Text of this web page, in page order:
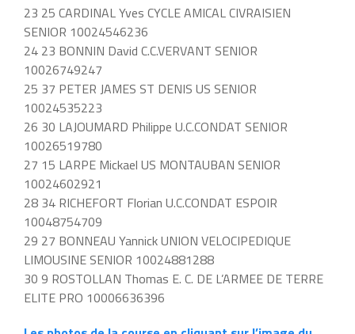
23 25 CARDINAL Yves CYCLE AMICAL CIVRAISIEN
SENIOR 10024546236
24 23 BONNIN David C.C.VERVANT SENIOR
10026749247
25 37 PETER JAMES ST DENIS US SENIOR
10024535223
26 30 LAJOUMARD Philippe U.C.CONDAT SENIOR
10026519780
27 15 LARPE Mickael US MONTAUBAN SENIOR
10024602921
28 34 RICHEFORT Florian U.C.CONDAT ESPOIR
10048754709
29 27 BONNEAU Yannick UNION VELOCIPEDIQUE
LIMOUSINE SENIOR 10024881288
30 9 ROSTOLLAN Thomas E. C. DE L’ARMEE DE TERRE
ELITE PRO 10006636396